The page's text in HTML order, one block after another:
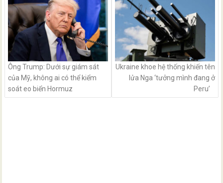
Ông Trump: Dưới sự giám sát
của Mỹ, không ai có thể kiểm
soát eo biển Hormuz
Ukraine khoe hệ thống khiến tên
lửa Nga ‘tưởng mình đang ở
Peru’